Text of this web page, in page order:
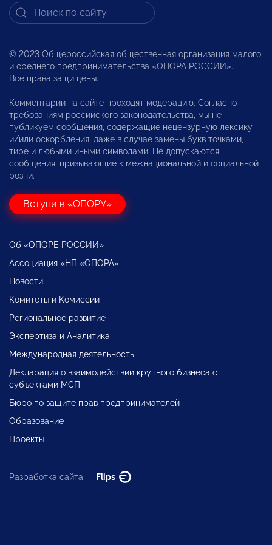
© 2023 Общероссийская общественная организация малого
и среднего предпринимательства «ОПОРА РОССИИ».
Все права защищены.
Комментарии на сайте проходят модерацию. Согласно
требованиям российского законодательства, мы не
публикуем сообщения, содержащие нецензурную лексику
и/или оскорбления, даже в случае замены букв точками,
тире и любыми иными символами. Не допускаются
сообщения, призывающие к межнациональной и социальной
розни.
Вступи в «ОПОРУ»
Об «ОПОРЕ РОССИИ»
Ассоциация «НП «ОПОРА»
Новости
Комитеты и Комиссии
Региональное развитие
Экспертиза и Аналитика
Международная деятельность
Декларация о взаимодействии крупного бизнеса с
субъектами МСП
Бюро по защите прав предпринимателей
Образование
Проекты
Разработка сайта — Flips